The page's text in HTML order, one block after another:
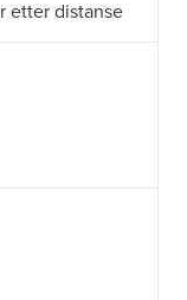
etter distanse